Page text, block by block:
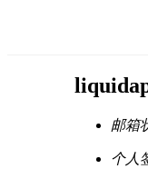
邮箱
个人